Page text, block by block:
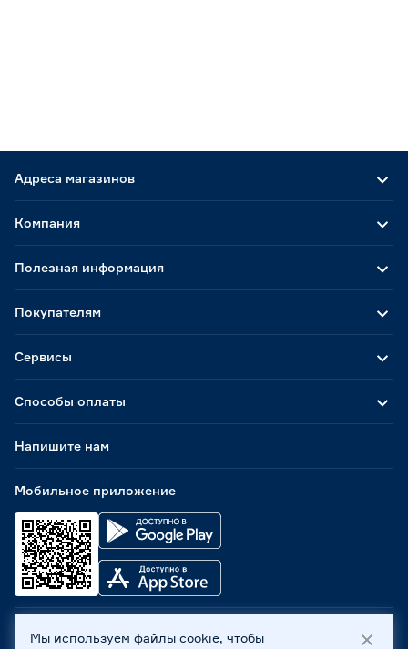
Адреса магазинов
Способы оплаты
Мобильное приложение
Компания
Полезная информация
Покупателям
Сервисы
Напишите нам
ООО «Бауцентр Рус» 2004 -2026, 236029, г. Калининград,
Мы используем файлы cookie, чтобы